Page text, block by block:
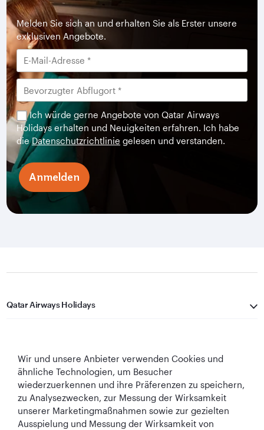
Melden Sie sich an und erhalten Sie als Erster unsere
exklusiven Angebote.
Ich würde gerne Angebote von Qatar Airways
Holidays erhalten und Neuigkeiten erfahren. Ich habe
dieDatenschutzrichtlinie gelesen und verstanden.
Anmelden
Qatar Airways Holidays
In Verbindung bleiben
Wir und unsere Anbieter verwenden Cookies und
ähnliche Technologien, um Besucher
wiederzuerkennen und ihre Präferenzen zu speichern,
zu Analysezwecken, zur Messung der Wirksamkeit
unserer Marketingmaßnahmen sowie zur gezielten
Ausspielung und Messung der Wirksamkeit von